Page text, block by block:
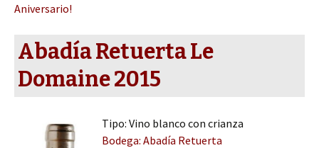
Aniversario!
Abadía Retuerta Le
Domaine 2015
Tipo: Vino blanco con crianza
Bodega: Abadía Retuerta